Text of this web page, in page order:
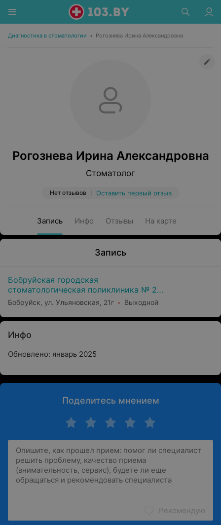
Диагностика в стоматологии • Рогознева Ирина Александровна
Рогознева Ирина Александровна
Стоматолог
Нет отзывов Оставить первый отзыв
Запись Инфо Отзывы На карте
Запись
Бобруйская городская
стоматологическая поликлиника № 2
(Филиал Уз Бгсп №1)
Бобруйск, ул. Ульяновская, 21г Выходной
Инфо
Обновлено: январь 2025
Поделитесь мнением
Рекомендую